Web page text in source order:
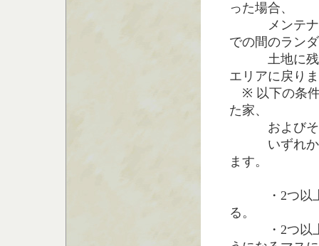
った場合、
メンテナン
での間のラン
土地に残さ
エリアに戻り
※ 以下の条件
た家、
およびその
いずれか一
ます。
・2つ以上の
る。
・2つ以上の